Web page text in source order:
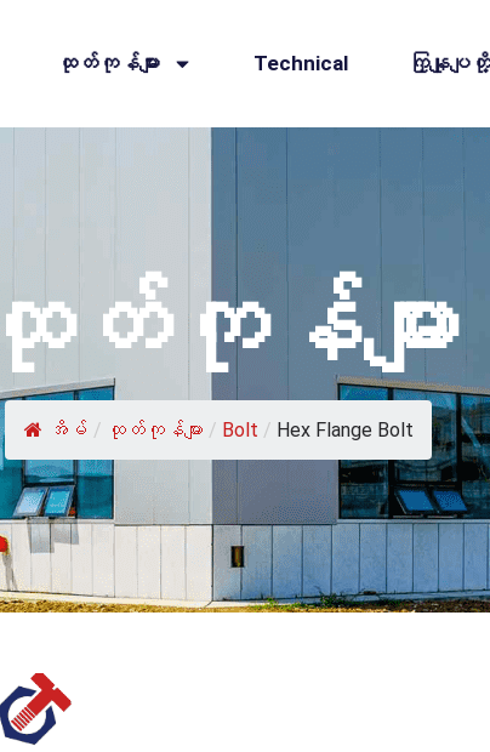
ထုတ်ကုန်များ Technical ကြှနျုပ
ထုတ်ကုန်များ
အိမ် / ထုတ်ကုန်များ / Bolt / Hex Flange Bolt